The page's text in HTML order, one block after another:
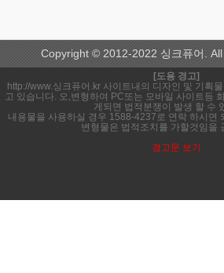
Copyright © 2012-2022 싱크퓨어.
[도용 경고]
http://www.싱크퓨어.kr 사이트내의 디자인 및 기획
고 있습니다. 오,변형하여 PC또는 모바일 사이트등
게되면 법적분쟁이 발생 할 수
내용물을 사용하실 경우 1588-4237로 연락 하시면
변형물은 법적조치를 가할것임을
경고문 보기